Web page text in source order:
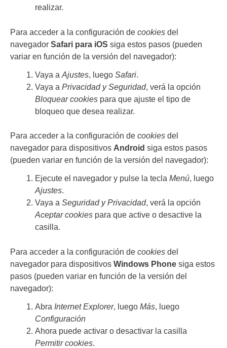
realizar.
Para acceder a la configuración de cookies del
navegador Safari para iOS siga estos pasos (pueden
variar en función de la versión del navegador):
Vaya aAjustes, luegoSafari.
Vaya aPrivacidad y Seguridad, verá la opción
Bloquear cookies para que ajuste el tipo de
bloqueo que desea realizar.
Para acceder a la configuración de cookies del
navegador para dispositivos Android siga estos pasos
(pueden variar en función de la versión del navegador):
Ejecute el navegador y pulse la teclaMenú, luego
Ajustes.
Vaya aSeguridad y Privacidad, verá la opción
Aceptar cookies para que active o desactive la
casilla.
Para acceder a la configuración de cookies del
navegador para dispositivos Windows Phone siga estos
pasos (pueden variar en función de la versión del
navegador):
Abra Internet Explorer, luegoMás, luego
Configuración
Ahora puede activar o desactivar la casilla
Permitir cookies.